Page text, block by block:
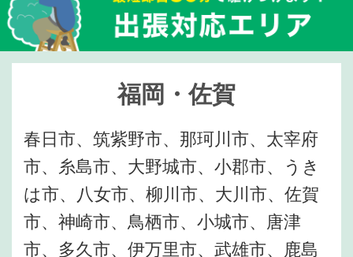
福岡・佐賀
春日市、筑紫野市、那珂川市、太宰府
市、糸島市、大野城市、小郡市、うき
は市、八女市、柳川市、大川市、佐賀
市、神崎市、鳥栖市、小城市、唐津
市、多久市、伊万里市、武雄市、鹿島